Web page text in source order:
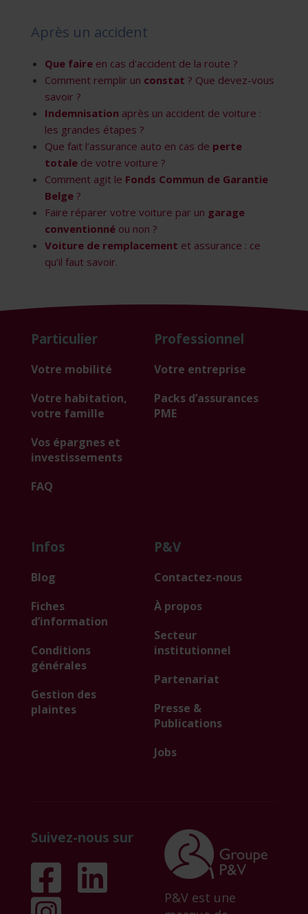
Après un accident
Que faire en cas d'accident de la route ?
Comment remplir un constat ? Que devez-vous
savoir ?
Indemnisation après un accident de voiture :
les grandes étapes ?
Que fait l’assurance auto en cas de perte
totale de votre voiture ?
Comment agit le Fonds Commun de Garantie
Belge ?
Faire réparer votre voiture par un garage
conventionné ou non ?
Voiture de remplacement et assurance : ce
qu’il faut savoir.
Particulier
Votre mobilité
Votre habitation,
votre famille
Vos épargnes et
investissements
FAQ
Professionnel
Votre entreprise
Packs d’assurances
PME
Infos
Blog
Fiches
d’information
Conditions
générales
Gestion des
plaintes
P&V
Contactez-nous
À propos
Secteur
institutionnel
Partenariat
Presse &
Publications
Jobs
Suivez-nous sur
P&V est une